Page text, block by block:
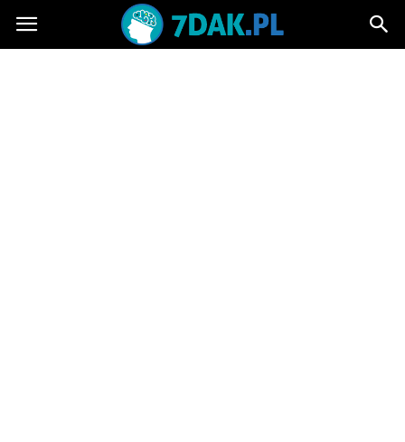
7dak.pl